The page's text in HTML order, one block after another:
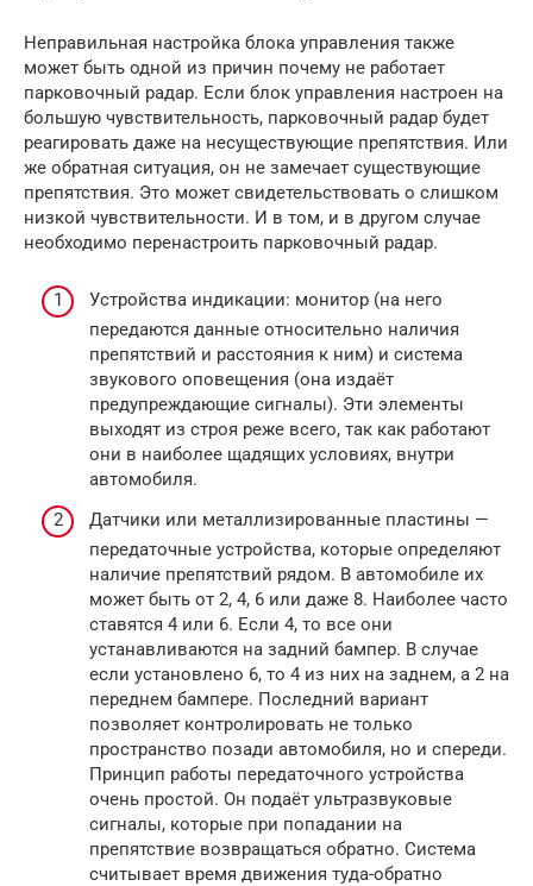
Неправильная настройка блока управления также
может быть одной из причин почему не работает
парковочный радар. Если блок управления настроен на
большую чувствительность, парковочный радар будет
реагировать даже на несуществующие препятствия. Или
же обратная ситуация, он не замечает существующие
препятствия. Это может свидетельствовать о слишком
низкой чувствительности. И в том, и в другом случае
необходимо перенастроить парковочный радар.
Устройства индикации: монитор (на него
передаются данные относительно наличия
препятствий и расстояния к ним) и система
звукового оповещения (она издаёт
предупреждающие сигналы). Эти элементы
выходят из строя реже всего, так как работают
они в наиболее щадящих условиях, внутри
автомобиля.
Датчики или металлизированные пластины —
передаточные устройства, которые определяют
наличие препятствий рядом. В автомобиле их
может быть от 2, 4, 6 или даже 8. Наиболее часто
ставятся 4 или 6. Если 4, то все они
устанавливаются на задний бампер. В случае
если установлено 6, то 4 из них на заднем, а 2 на
переднем бампере. Последний вариант
позволяет контролировать не только
пространство позади автомобиля, но и спереди.
Принцип работы передаточного устройства
очень простой. Он подаёт ультразвуковые
сигналы, которые при попадании на
препятствие возвращаться обратно. Система
считывает время движения туда-обратно